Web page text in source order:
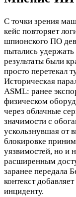
С точки зрения
кейс повторяет
шпионского ПО
пытались
результаты были
просто перетекал
Историческая
ASML: ранее
физическом
через облачные
значимости с
ускользнувшая от
блокировке
уязвимостей, но и
расширенным
заранее передала
контекст
инциденту.